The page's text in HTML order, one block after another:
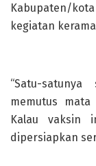
Kabupaten/
kegiatan
“Satu-
memutus
Kalau vaksin
dipersiapkan